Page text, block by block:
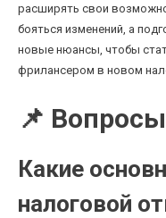
расширять свои
бояться изменений, а
новые нюансы, чтобы
фрилансером в новом
📌
Какие
налоговой